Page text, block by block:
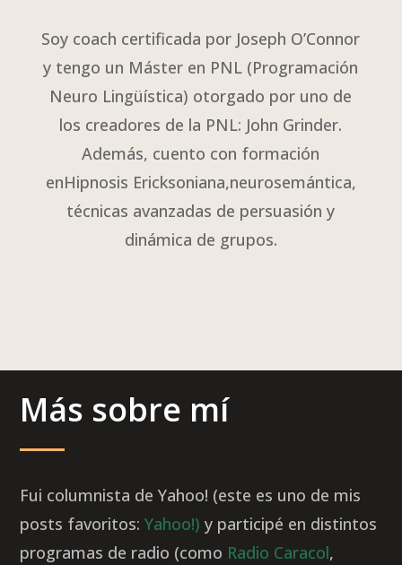
Soy coach certificada por Joseph O’Connor
y tengo un Máster en PNL (Programación
Neuro Lingüística) otorgado por uno de
los creadores de la PNL: John Grinder.
Además, cuento con formación
enHipnosis Ericksoniana,neurosemántica,
técnicas avanzadas de persuasión y
dinámica de grupos.
Más sobre mí
Fui columnista de Yahoo! (este es uno de mis
posts favoritos:Yahoo!)y participé en distintos
programas de radio (como Radio Caracol,